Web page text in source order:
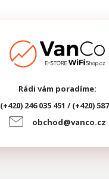
Rádi vám poradíme:
(+420) 246 035 451 / (+420)
obchod@vanco.cz